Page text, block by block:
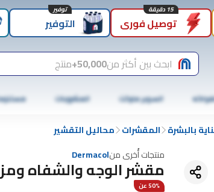
توصيل فوري
15 دقيقة
التوفير
توفير
ابحث بين أكثر من50,000+ منتج
السوبر ماركت المشروبات
بالبشرة المقشرات محاليل التقشير
منتجات أُخرى منDermacol
مقشر الوجه والشفاه
50% عن